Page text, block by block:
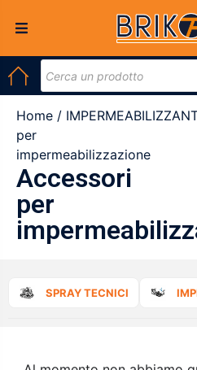
Home /
per
impermeabilizzazione
Accessori
per
SPRAY TECNICI